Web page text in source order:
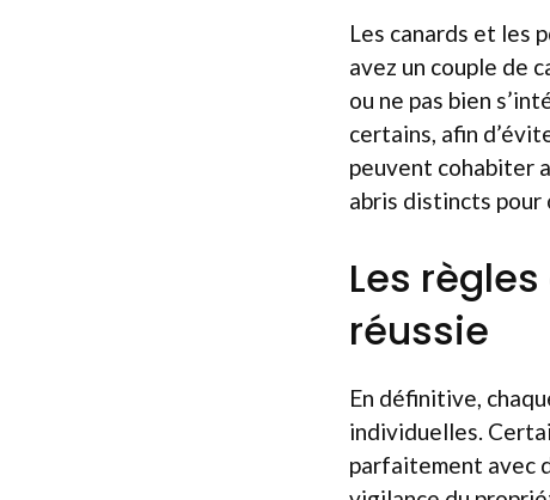
Les canards et les
avez un couple de
ou ne pas bien
certains, afin
peuvent cohabiter
abris distincts pour
Les
réussie
En définitive,
individuelles.
parfaitement avec